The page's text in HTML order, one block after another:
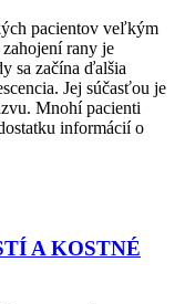
pacientov veľkým
rany je
sa začína ďalšia
Jej súčasťou je
Mnohí pacienti
informácií o
A KOSTNÉ